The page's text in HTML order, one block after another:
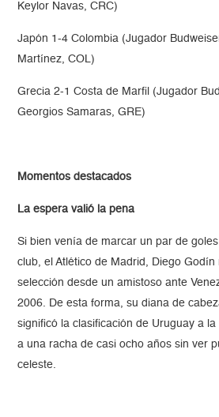
Keylor Navas, CRC)
Japón 1-4 Colombia (Jugador
Martínez, COL)
Grecia 2-1 Costa de Marfil (Jugador
Georgios Samaras, GRE)
Momentos destacados
La espera valió la pena
Si bien venía de marcar un par de
club, el Atlético de Madrid, Diego Godín
selección desde un amistoso ante
2006. De esta forma, su diana de
significó la clasificación de Uruguay a
a una racha de casi ocho años sin ver
celeste.